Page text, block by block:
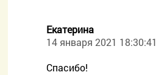
Екатерина
14 января 2021 18:30:41
Спасибо!